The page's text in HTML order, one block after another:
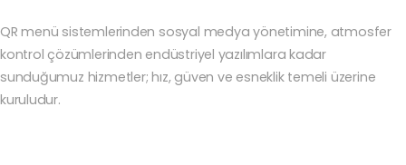
QR menü sistemlerinden sosyal medya yönetimine, atmosfer
kontrol çözümlerinden endüstriyel yazılımlara kadar
sunduğumuz hizmetler; hız, güven ve esneklik temeli üzerine
kuruludur.